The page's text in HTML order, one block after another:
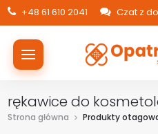
+48 61 610 2041 Czat z
rękawice do
Strona główna Produkty